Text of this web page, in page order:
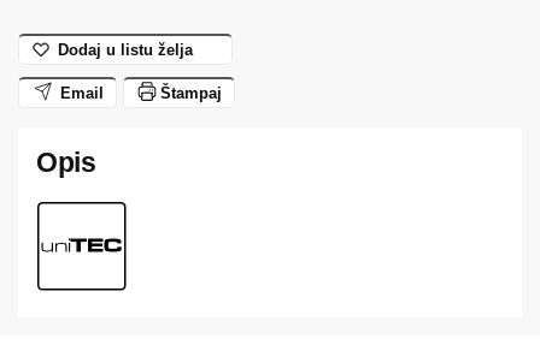
Q7-
7FL
ROHS
Dodaj u listu želja
Email Štampaj